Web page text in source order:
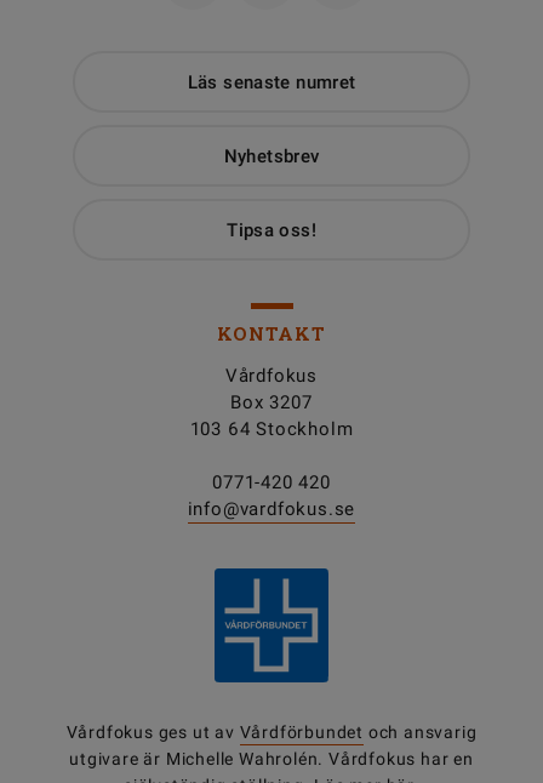
Läs senaste numret
Nyhetsbrev
Tipsa oss!
KONTAKT
Vårdfokus
Box 3207
103 64 Stockholm
0771-420 420
info@vardfokus.se
Vårdfokus ges ut av Vårdförbundet och ansvarig
utgivare är Michelle Wahrolén. Vårdfokus har en